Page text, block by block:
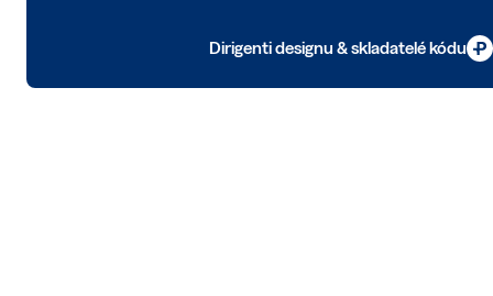
Dirigenti designu & skladatelé kódu